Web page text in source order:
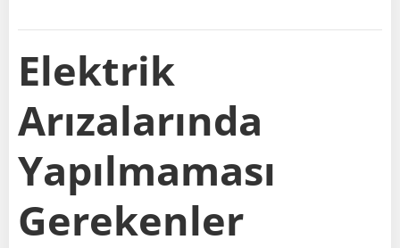
Elektrik
Arızalarında
Yapılmaması
Gerekenler